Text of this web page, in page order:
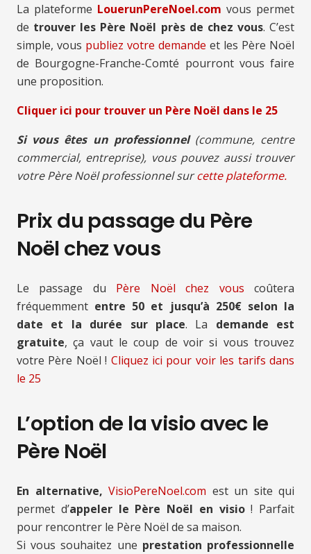
La plateforme LouerunPereNoel.com vous permet
de trouver les Père Noël près de chez vous. C’est
simple, vous publiez votre demande et les Père Noël
de Bourgogne-Franche-Comté pourront vous faire
une proposition.
Cliquer ici pour trouver un Père Noël dans le 25
Si vous êtes un professionnel(commune, centre
commercial, entreprise), vous pouvez aussi trouver
votre Père Noël professionnel surcette plateforme.
Prix du passage du Père
Noël chez vous
Le passage du Père Noël chez vous coûtera
fréquemment entre 50 et jusqu’à 250€ selon la
date et la durée sur place. La demande est
gratuite, ça vaut le coup de voir si vous trouvez
votre Père Noël ! Cliquez ici pour voir les tarifsdans
le 25
L’option de la visio avec le
Père Noël
En alternative, VisioPereNoel.com est un site qui
permet d’appeler le Père Noël en visio! Parfait
pour rencontrer le Père Noël de sa maison.
Si vous souhaitez une prestation professionnelle